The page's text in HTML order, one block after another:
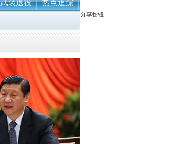
武装退役 热点追踪
分享按钮